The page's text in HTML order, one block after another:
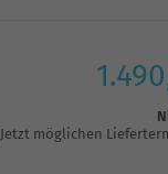
Jetzt möglichen